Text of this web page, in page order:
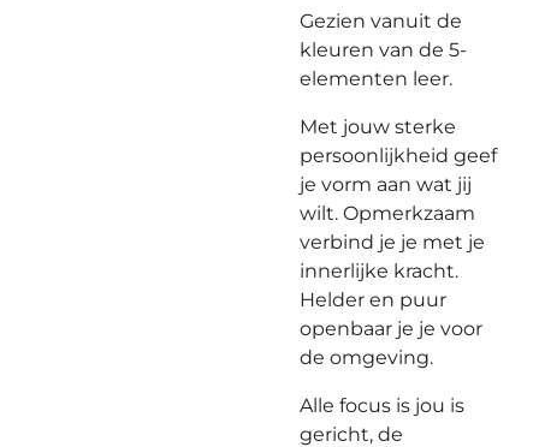
Gezien vanuit de
kleuren van de 5-
elementen leer.
Met jouw sterke
persoonlijkheid geef
je vorm aan wat jij
wilt. Opmerkzaam
verbind je je met je
innerlijke kracht.
Helder en puur
openbaar je je voor
de omgeving.
Alle focus is jou is
gericht, de